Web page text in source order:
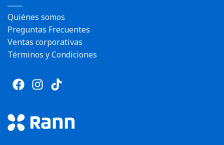
Quiénes somos
Preguntas Frecuentes
Ventas corporativas
Términos y Condiciones